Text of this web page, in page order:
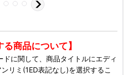
商品について】
に関して、商品タイトルにエディ
リミ(1ED表記なし)を選択するこ